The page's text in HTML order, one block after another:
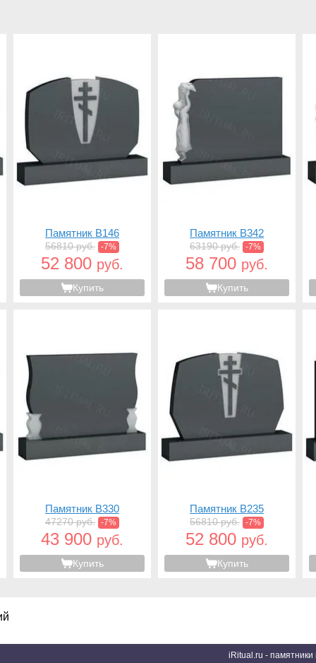
Памятник B146
56810 руб. -7%
52 800 руб.
Купить
Памятник B342
63190 руб. -7%
58 700 руб.
Купить
Памятник B330
47270 руб. -7%
43 900 руб.
Купить
Памятник B235
56810 руб. -7%
52 800 руб.
Купить
iRitual.ru -